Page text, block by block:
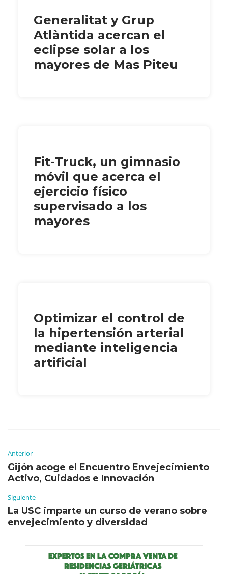
Generalitat y Grup
Atlàntida acercan el
eclipse solar a los
mayores de Mas Piteu
Fit-Truck, un gimnasio
móvil que acerca el
ejercicio físico
supervisado a los
mayores
Optimizar el control de
la hipertensión arterial
mediante inteligencia
artificial
Anterior
Gijón acoge el Encuentro Envejecimiento
Activo, Cuidados e Innovación
Siguiente
La USC imparte un curso de verano sobre
envejecimiento y diversidad